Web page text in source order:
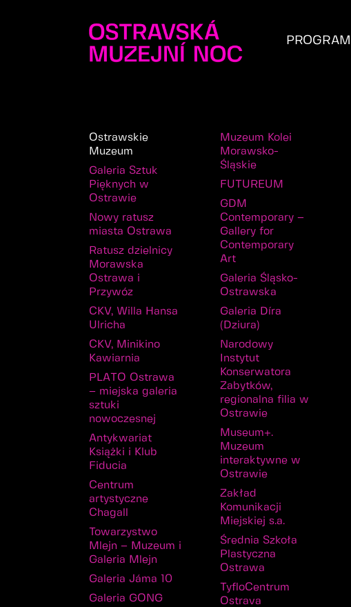
PROGRAM
Ostrawskie
Muzeum
Galeria Sztuk
Pięknych w
Ostrawie
Nowy ratusz
miasta Ostrawa
Ratusz dzielnicy
Morawska
Ostrawa i
Przywóz
CKV, Willa Hansa
Ulricha
CKV, Minikino
Kawiarnia
PLATO Ostrawa
– miejska galeria
sztuki
nowoczesnej
Antykwariat
Książki i Klub
Fiducia
Centrum
artystyczne
Chagall
Towarzystwo
Mlejn – Muzeum i
Galeria Mlejn
Galeria Jáma 10
Galeria GONG
Muzeum Kolei
Morawsko-
Śląskie
FUTUREUM
GDM
Contemporary –
Gallery for
Contemporary
Art
Galeria Śląsko-
Ostrawska
Galeria Díra
(Dziura)
Narodowy
Instytut
Konserwatora
Zabytków,
regionalna filia w
Ostrawie
Museum+.
Muzeum
interaktywne w
Ostrawie
Zakład
Komunikacji
Miejskiej s.a.
Średnia Szkoła
Plastyczna
Ostrawa
TyfloCentrum
Ostrava